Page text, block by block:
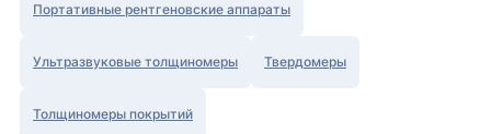
Портативные рентгеновские аппараты
Ультразвуковые толщиномеры Твердомеры
Толщиномеры покрытий